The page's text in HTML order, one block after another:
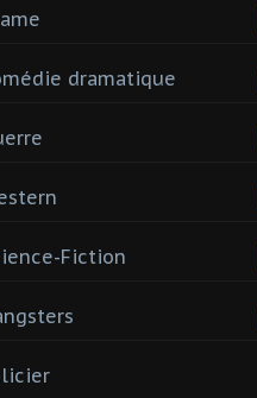
dramatique
Fiction